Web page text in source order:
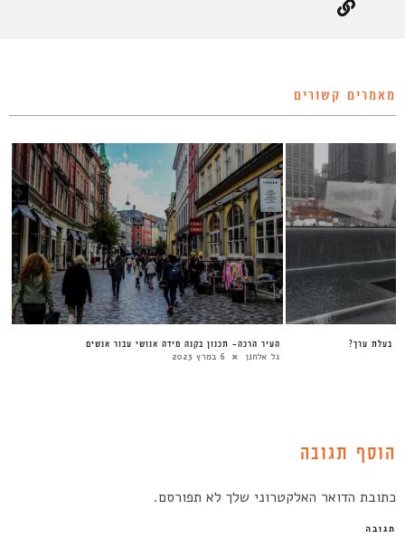
מאמרים קשורים
העיר הרכה- תכנון בקנה מידה אנושי עבור אנשים
גל אלחנן 6 במרץ 2023
בעלת ערך?
הוסף תגובה
כתובת הדואר האלקטרוני שלך לא תפורסם.
תגובה